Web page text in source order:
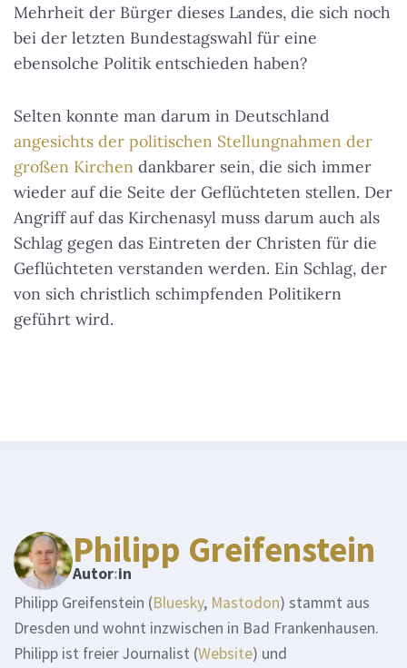
Mehrheit der Bürger dieses Landes, die sich noch
bei der letzten Bundestagswahl für eine
ebensolche Politik entschieden haben?
Selten konnte man darum in Deutschland
angesichts der politischen Stellungnahmen der
großen Kirchen dankbarer sein, die sich immer
wieder auf die Seite der Geflüchteten stellen. Der
Angriff auf das Kirchenasyl muss darum auch als
Schlag gegen das Eintreten der Christen für die
Geflüchteten verstanden werden. Ein Schlag, der
von sich christlich schimpfenden Politikern
geführt wird.
Philipp Greifenstein
Autor:in
Philipp Greifenstein (Bluesky, Mastodon) stammt aus
Dresden und wohnt inzwischen in Bad Frankenhausen.
Philipp ist freier Journalist (Website) und